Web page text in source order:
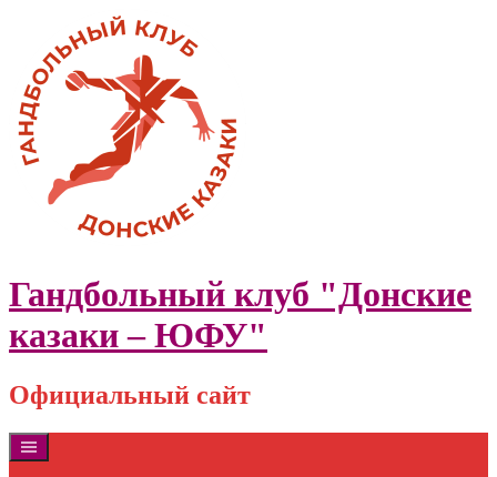
content
Гандбольный клуб "Донские
казаки – ЮФУ"
Официальный сайт